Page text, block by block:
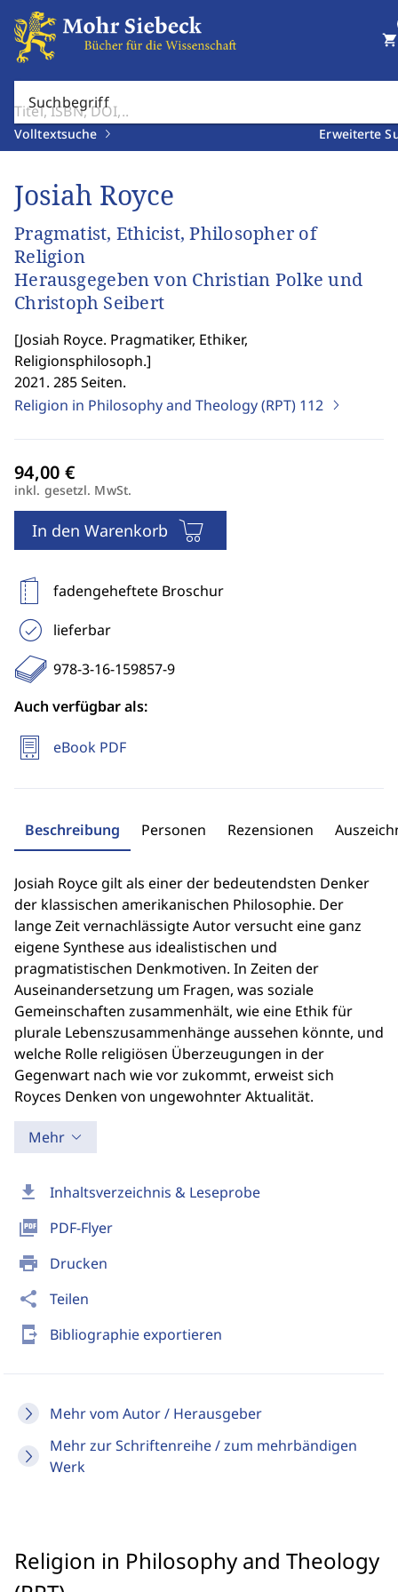
Suchbegriff
Volltextsuche Erweiterte
shopping_cart
download Inhaltsverzeichnis & Leseprobe
picture_as_pdf PDF-Flyer
print Drucken
share Teilen
send_to_mobile Bibliographie exportieren
Mehr vom Autor / Herausgeber
Mehr zur Schriftenreihe / zum mehrbändigen
Werk
Josiah Royce
Pragmatist, Ethicist, Philosopher of
Religion
Herausgegeben von Christian Polke und
Christoph Seibert
[Josiah Royce. Pragmatiker, Ethiker,
Religionsphilosoph.]
2021. 285 Seiten.
Religion in Philosophy and Theology (RPT) 112
inkl. gesetzl. MwSt.
In den Warenkorb
fadengeheftete Broschur
lieferbar
978-3-16-159857-9
Auch verfügbar als:
eBook PDF
Beschreibung Personen Rezensionen
Josiah Royce gilt als einer der bedeutendsten Denker
der klassischen amerikanischen Philosophie. Der
lange Zeit vernachlässigte Autor versucht eine ganz
eigene Synthese aus idealistischen und
pragmatistischen Denkmotiven. In Zeiten der
Auseinandersetzung um Fragen, was soziale
Gemeinschaften zusammenhält, wie eine Ethik für
plurale Lebenszusammenhänge aussehen könnte, und
welche Rolle religiösen Überzeugungen in der
Gegenwart nach wie vor zukommt, erweist sich
Royces Denken von ungewohnter Aktualität.
Mehr
Religion in Philosophy and Theology